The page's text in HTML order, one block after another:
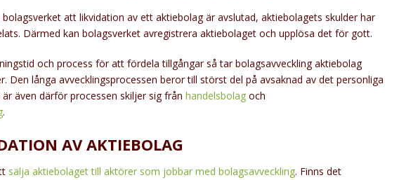
att likvidation av ett aktiebolag är avslutad, aktiebolagets skulder har
Därmed kan bolagsverket avregistrera aktiebolaget och upplösa det för gott.
och process för att fördela tillgångar så tar bolagsavveckling aktiebolag
Den långa avvecklingsprocessen beror till störst del på avsaknad av det personliga
även därför processen skiljer sig från handelsbolag och
.
AV AKTIEBOLAG
sälja aktiebolaget till aktörer som jobbar med bolagsavveckling. Finns det